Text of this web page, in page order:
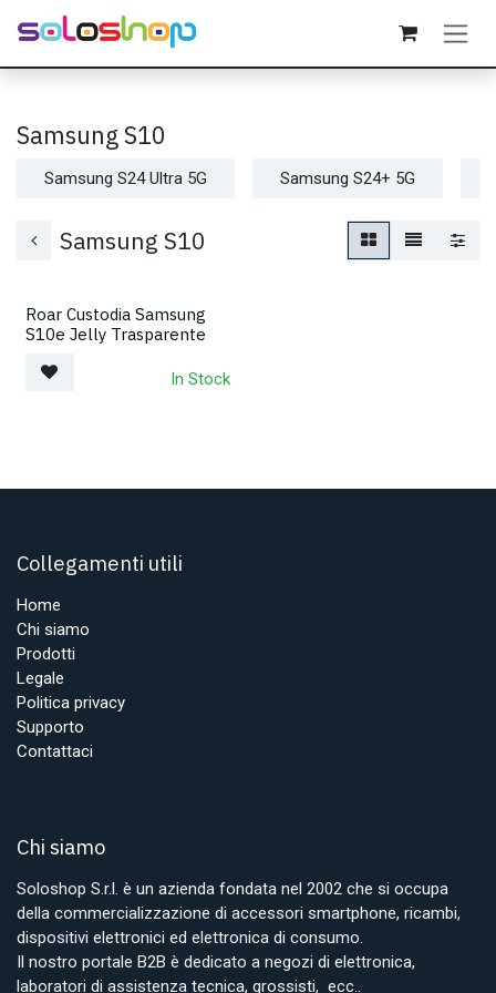
Passa al contenuto
Samsung S10
Samsung S24 Ultra 5G Samsung S24+ 5G
Samsung S10
Roar Custodia Samsung
S10e Jelly Trasparente
In Stock
Collegamenti utili
Home
Chi siamo
Prodotti
Legale
Politica privacy
Supporto
Contattaci
Chi siamo
Soloshop S.r.l. è un azienda fondata nel 2002 che si occupa
della commercializzazione di accessori smartphone, ricambi,
dispositivi elettronici ed elettronica di consumo.
Il nostro portale B2B è dedicato a negozi di elettronica,
laboratori di assistenza tecnica, grossisti, ecc..